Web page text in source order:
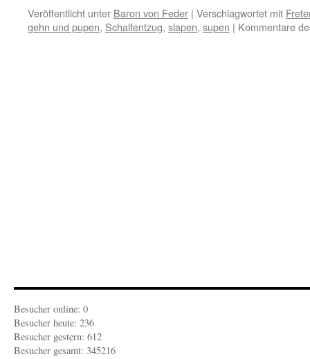
Veröffentlicht unter Baron von Feder | Verschlagwortet mit
gehn und pupen, Schalfentzug, slapen, supen | Kommentare
Besucher online: 0
Besucher heute: 236
Besucher gestern: 612
Besucher gesamt: 345216